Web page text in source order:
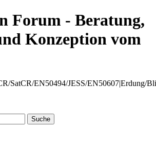
Forum - Beratung,
Konzeption vom
SatCR/EN50494/JESS/EN50607|Erdung/